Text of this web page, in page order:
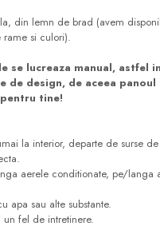
din lemn de brad (avem
si culori).
se lucreaza manual, astfel
de design, de aceea panoul
tine!
la interior, departe de surse
aerele conditionate, pe/langa
apa sau alte substante.
fel de intretinere.